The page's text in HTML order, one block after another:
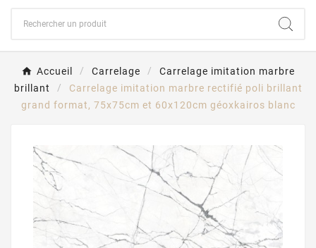
Accueil Carrelage
Carrelage imitation marbre
brillant
Carrelage imitation marbre rectifié poli brillant
grand format, 75x75cm et 60x120cm géoxkairos blanc